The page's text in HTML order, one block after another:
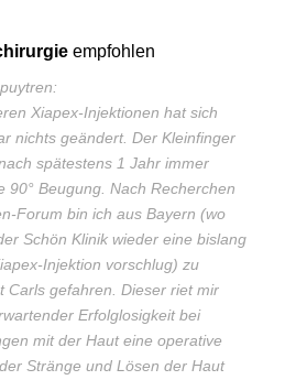
empfohlen
Xiapex-Injektionen hat sich
nichts geändert. Der Kleinfinger
spätestens 1 Jahr immer
90° Beugung. Nach Recherchen
Forum bin ich aus Bayern (wo
Schön Klinik wieder eine bislang
Injektion vorschlug) zu
Carls gefahren. Dieser riet mir
Erfolglosigkeit bei
mit der Haut eine operative
Stränge und Lösen der Haut